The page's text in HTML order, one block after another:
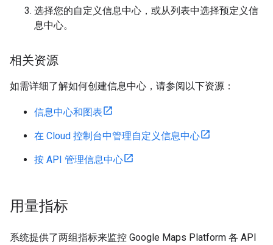
选择您的自定义信息中心，或从列表中选择预定义信
息中心。
相关资源
如需详细了解如何创建信息中心，请参阅以下资源：
信息中心和图表
在 Cloud 控制台中管理自定义信息中心
按 API 管理信息中心
用量指标
系统提供了两组指标来监控 Google Maps Platform 各 API